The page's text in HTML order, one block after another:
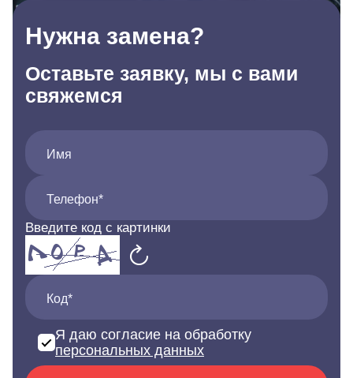
Нужна замена?
Оставьте заявку, мы с вами
свяжемся
Имя
Телефон*
Введите код с картинки
Код*
Я даю согласие на обработку
персональных данных